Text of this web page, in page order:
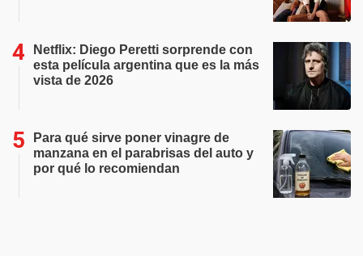
Netflix: Diego Peretti sorprende con
esta película argentina que es la más
vista de 2026
Para qué sirve poner vinagre de
manzana en el parabrisas del auto y
por qué lo recomiendan